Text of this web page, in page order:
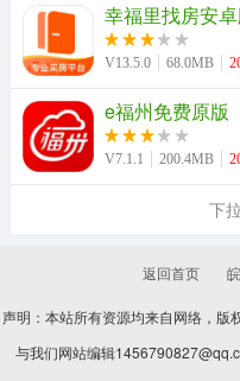
幸福里找房安
V13.5.0 68.0MB
e福州免费原版
V7.1.1 200.4MB
下
返回首页
声明：本站所有资源均来自网络，版
与我们网站编辑